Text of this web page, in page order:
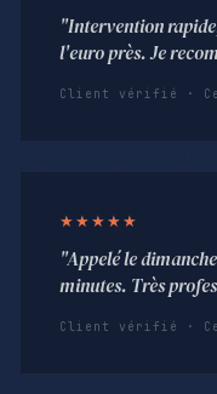
"Intervention
l'euro près. Je
Client vérifié ·
★★★★★
"Appelé le
minutes. Très
Client vérifié ·